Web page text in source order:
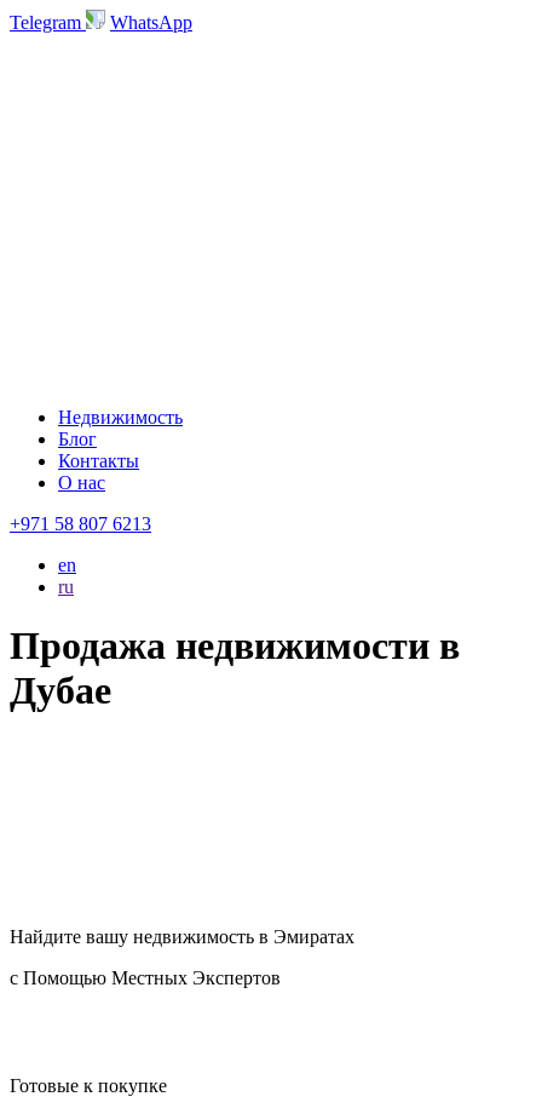
Telegram WhatsApp
Недвижимость
Блог
Контакты
О нас
+971 58 807 6213
en
ru
Продажа недвижимости в
Дубае
Найдите вашу недвижимость в Эмиратах
с Помощью Местных Экспертов
Готовые к покупке